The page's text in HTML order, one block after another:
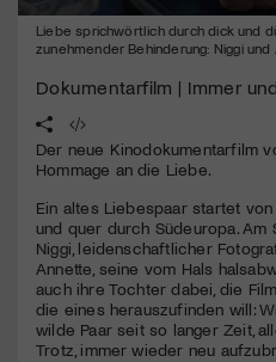
seconds
minutes,
seconds
Liebe sprichwörtlich durch dick und
zunehmender Behinderung: Niggi und
Dokumentarfilm | Immer
Der neue Kinodokumentarfilm
Hommage an die Liebe.
Ein altes Liebespaar startet
und quer durch Südeuropa.
Niggi, leidenschaftlicher
Annette, seine vom Hals
auch ihre Tochter dabei, die
die eines herauszufinden will:
wilde Paar seit so langer Zeit,
Trotz, immer wieder neu
Mach mit: «Be Part of the
Engagiere dich als
Kulturinstitution und unterstütze
Mit deiner Mitgliedschaft
diversen Kulturevents.
Jetzt Mitglied werden